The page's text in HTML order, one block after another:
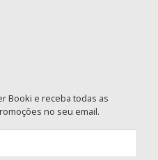
Booki e receba todas as
no seu email.